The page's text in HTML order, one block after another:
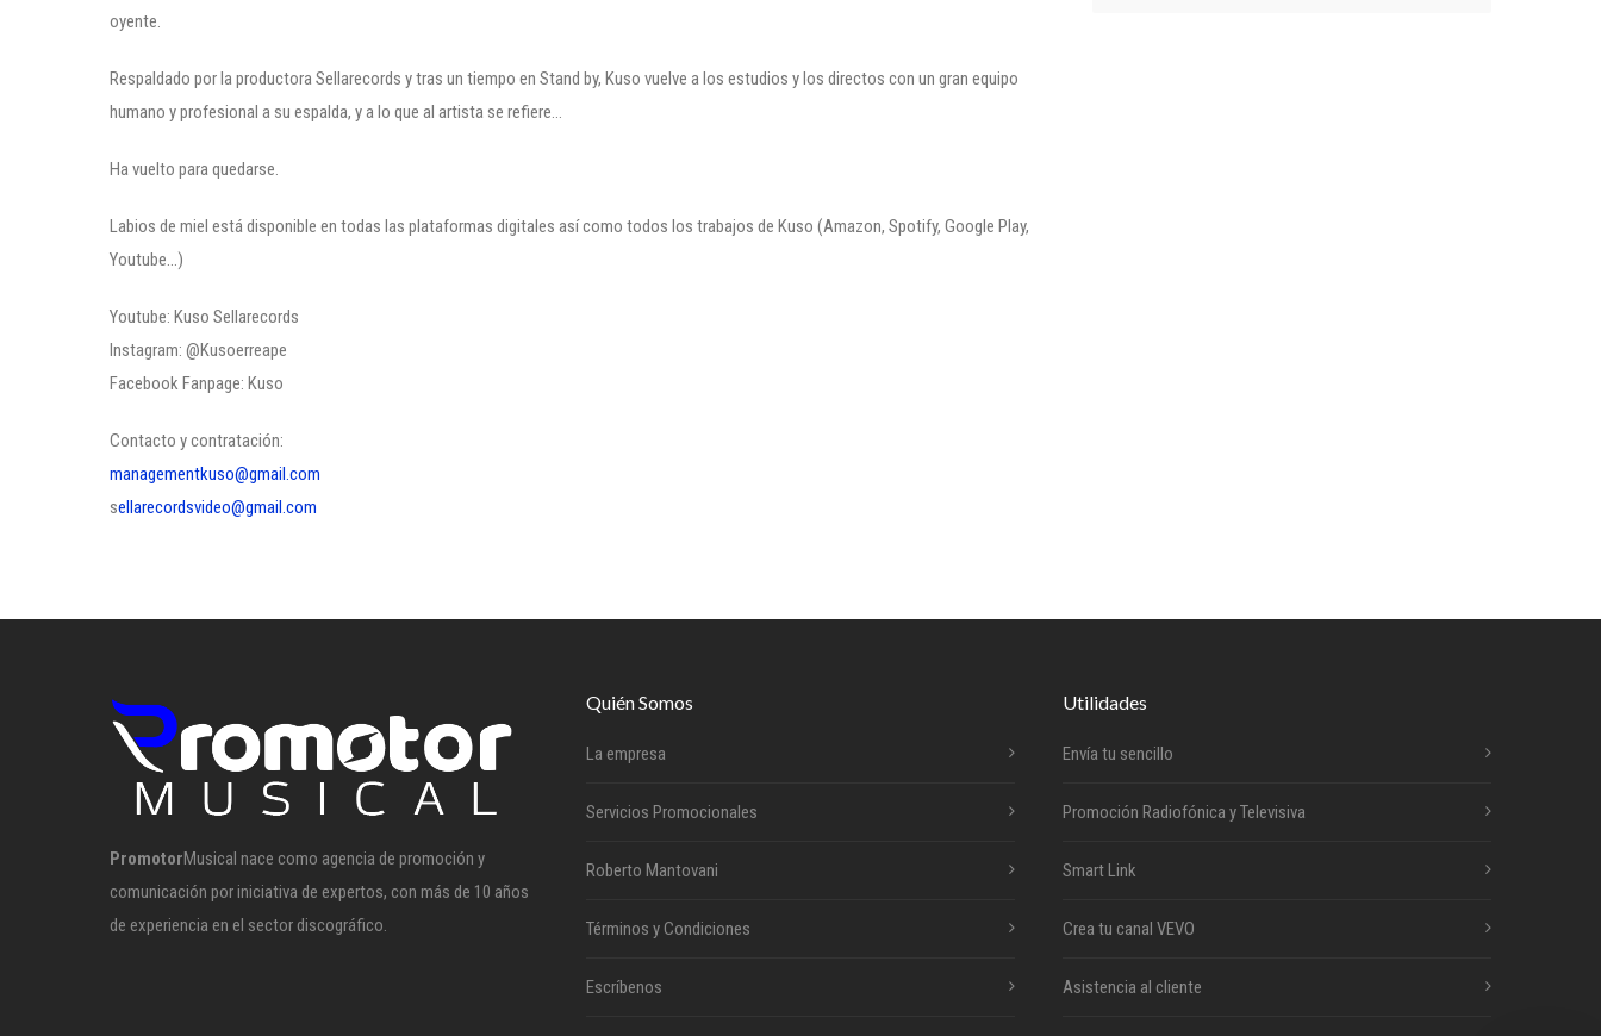
oyente.
Respaldado por la productora Sellarecords y tras un tiempo en Stand by, Kuso vuelve a los estudios y los directos con un gran equipo
humano y profesional a su espalda, y a lo que al artista se refiere…
Ha vuelto para quedarse.
Labios de miel está disponible en todas las plataformas digitales así como todos los trabajos de Kuso (Amazon, Spotify, Google Play,
Youtube…)
Youtube: Kuso Sellarecords
Instagram: @Kusoerreape
Facebook Fanpage: Kuso
Contacto y contratación:
managementkuso@gmail.com
sellarecordsvideo@gmail.com
PromotorMusical nace como agencia de promoción y
comunicación por iniciativa de expertos, con más de 10 años
de experiencia en el sector discográfico.
Quién Somos
La empresa
Servicios Promocionales
Roberto Mantovani
Términos y Condiciones
Escríbenos
Utilidades
Envía tu sencillo
Promoción Radiofónica y Televisiva
Smart Link
Crea tu canal VEVO
Asistencia al cliente